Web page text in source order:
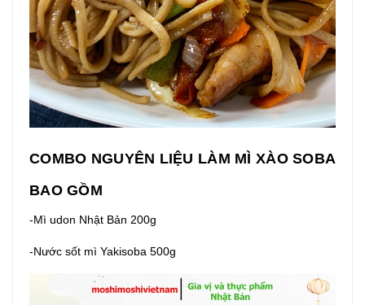
COMBO NGUYÊN LIỆU LÀM MÌ XÀO SOBA
BAO GỒM
-Mì udon Nhật Bản 200g
-Nước sốt mì Yakisoba 500g